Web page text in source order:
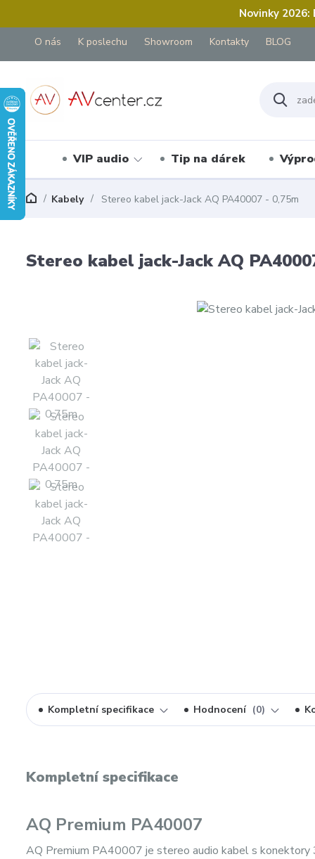
Novinky
O nás K poslechu Showroom Kontakty BLOG
VIP audio Tip na dárek
Kabely Stereo kabel jack-Jack AQ PA40007 - 0,75m
Stereo kabel jack-Jack AQ
Kompletní specifikace Hodnocení 0
Kompletní specifikace
AQ Premium PA40007
AQ Premium PA40007 je stereo audio kabel s konektory